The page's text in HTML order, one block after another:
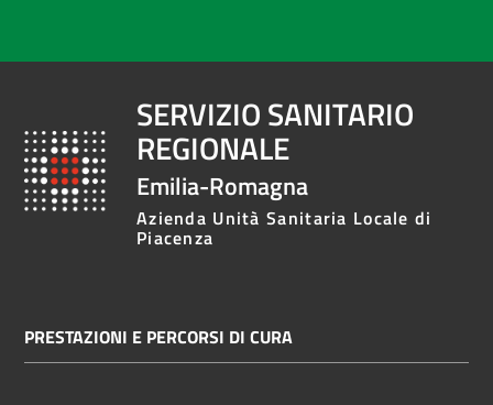
SERVIZIO SANITARIO
REGIONALE
Emilia-Romagna
Azienda Unità Sanitaria Locale di
Piacenza
PRESTAZIONI E PERCORSI DI CURA